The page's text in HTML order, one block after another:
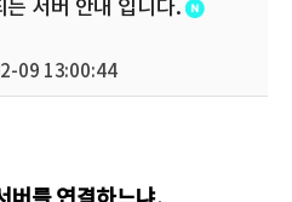
서버 안내 입니다.
09 13:00:44